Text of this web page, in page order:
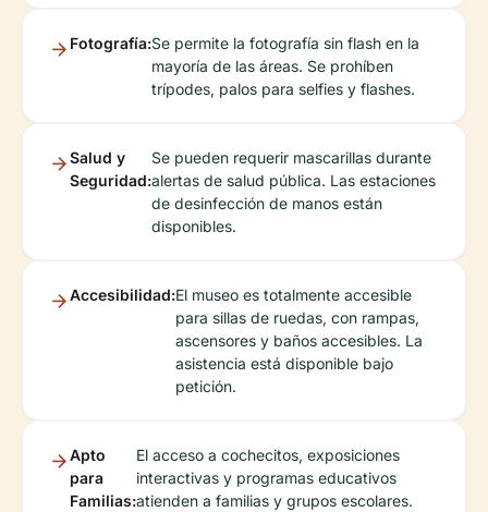
Fotografía:Se permite la fotografía sin flash en la
mayoría de las áreas. Se prohíben
trípodes, palos para selfies y flashes.
Salud y
Seguridad:
Se pueden requerir mascarillas durante
alertas de salud pública. Las estaciones
de desinfección de manos están
disponibles.
Accesibilidad:El museo es totalmente accesible
para sillas de ruedas, con rampas,
ascensores y baños accesibles. La
asistencia está disponible bajo
petición.
Apto
para
Familias:
El acceso a cochecitos, exposiciones
interactivas y programas educativos
atienden a familias y grupos escolares.